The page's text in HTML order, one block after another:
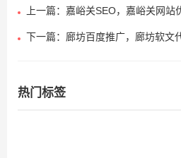
上一篇：嘉峪关SEO，嘉峪关网站
下一篇：廊坊百度推广，廊坊软文
热门标签